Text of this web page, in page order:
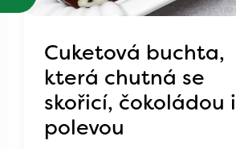
Cuketová buchta,
která chutná se
skořicí, čokoládou i
polevou